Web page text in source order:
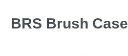
BRS Brush Case